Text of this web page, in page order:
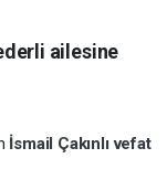
ailesine
İsmail Çakınlıvefat